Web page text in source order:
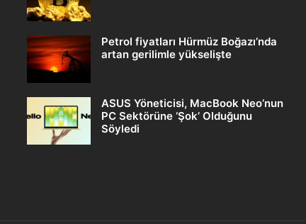
Petrol fiyatları Hürmüz Boğazı’nda
artan gerilimle yükselişte
ASUS Yöneticisi, MacBook Neo’nun
PC Sektörüne ‘Şok’ Olduğunu
Söyledi